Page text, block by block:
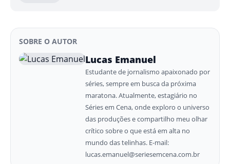
SOBRE O AUTOR
Lucas Emanuel
Estudante de jornalismo apaixonado por
séries, sempre em busca da próxima
maratona. Atualmente, estagiário no
Séries em Cena, onde exploro o universo
das produções e compartilho meu olhar
crítico sobre o que está em alta no
mundo das telinhas. E-mail:
lucas.emanuel@seriesemcena.com.br